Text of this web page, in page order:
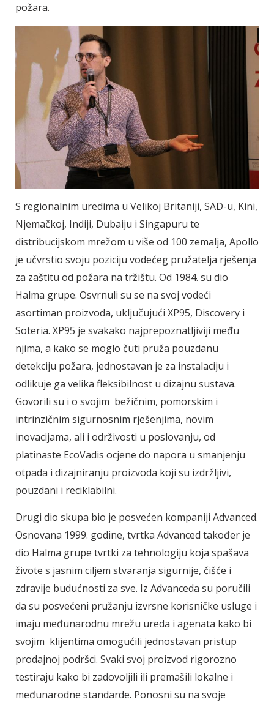
požara.
S regionalnim uredima u Velikoj Britaniji, SAD-u, Kini,
Njemačkoj, Indiji, Dubaiju i Singapuru te
distribucijskom mrežom u više od 100 zemalja, Apollo
je učvrstio svoju poziciju vodećeg pružatelja rješenja
za zaštitu od požara na tržištu. Od 1984. su dio
Halma grupe. Osvrnuli su se na svoj vodeći
asortiman proizvoda, uključujući XP95, Discovery i
Soteria. XP95 je svakako najprepoznatljiviji među
njima, a kako se moglo čuti pruža pouzdanu
detekciju požara, jednostavan je za instalaciju i
odlikuje ga velika fleksibilnost u dizajnu sustava.
Govorili su i o svojim bežičnim, pomorskim i
intrinzičnim sigurnosnim rješenjima, novim
inovacijama, ali i održivosti u poslovanju, od
platinaste EcoVadis ocjene do napora u smanjenju
otpada i dizajniranju proizvoda koji su izdržljivi,
pouzdani i reciklabilni.
Drugi dio skupa bio je posvećen kompaniji Advanced.
Osnovana 1999. godine, tvrtka Advanced također je
dio Halma grupe tvrtki za tehnologiju koja spašava
živote s jasnim ciljem stvaranja sigurnije, čišće i
zdravije budućnosti za sve. Iz Advanceda su poručili
da su posvećeni pružanju izvrsne korisničke usluge i
imaju međunarodnu mrežu ureda i agenata kako bi
svojim klijentima omogućili jednostavan pristup
prodajnoj podršci. Svaki svoj proizvod rigorozno
testiraju kako bi zadovoljili ili premašili lokalne i
međunarodne standarde. Ponosni su na svoje